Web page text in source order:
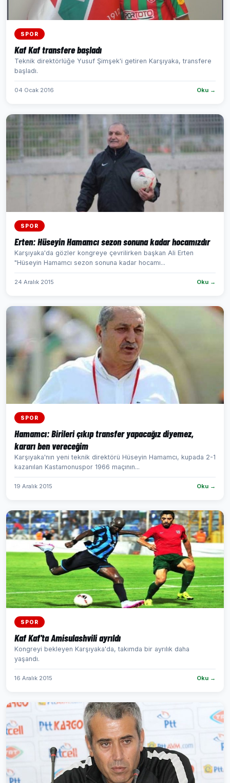
SPOR
Kaf Kaf transfere başladı
Teknik direktörlüğe Yusuf Şimşek'i getiren Karşıyaka, transfere
başladı.
04 Ocak 2016 Oku →
SPOR
Erten: Hüseyin Hamamcı sezon sonuna kadar hocamızdır
Karşıyaka'da gözler kongreye çevrilirken başkan Ali Erten
"Hüseyin Hamamcı sezon sonuna kadar hocamı...
24 Aralık 2015 Oku →
SPOR
Hamamcı: Birileri çıkıp transfer yapacağız diyemez,
kararı ben vereceğim
Karşıyaka'nın yeni teknik direktörü Hüseyin Hamamcı, kupada 2-1
kazanılan Kastamonuspor 1966 maçının...
19 Aralık 2015 Oku →
SPOR
Kaf Kaf'ta Amisulashvili ayrıldı
Kongreyi bekleyen Karşıyaka'da, takımda bir ayrılık daha
yaşandı.
16 Aralık 2015 Oku →